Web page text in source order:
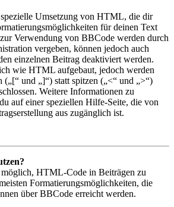
Umsetzung von HTML, die dir
für deinen Text
Verwendung von BBCode werden durch
vergeben, können jedoch auch
einzelnen Beitrag deaktiviert werden.
wie HTML aufgebaut, jedoch werden
(„[“ und „]“) statt spitzen („<“ und „>“)
Weitere Informationen zu
auf einer speziellen Hilfe-Seite, die von
aus zugänglich ist.
HTML-Code in Beiträgen zu
Formatierungsmöglichkeiten, die
über BBCode erreicht werden.